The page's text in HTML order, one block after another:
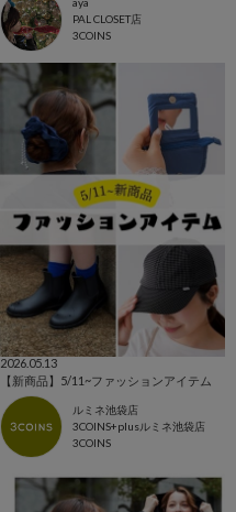
aya
PAL CLOSET店
3COINS
2026.05.13
【新商品】5/11~ファッションアイテム
ルミネ池袋店
3COINS+plusルミネ池袋店
3COINS